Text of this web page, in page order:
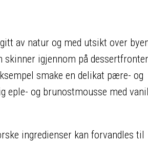
av natur og med utsikt over
skinner igjennom på
smake en delikat pære- og
eple- og brunostmousse med
ingredienser kan forvandles til